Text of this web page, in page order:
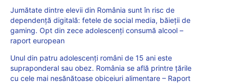
Jumătate dintre elevii din România sunt în risc de
dependență digitală: fetele de social media, băieții de
gaming. Opt din zece adolescenți consumă alcool –
raport european
Unul din patru adolescenți români de 15 ani este
supraponderal sau obez. România se află printre țările
cu cele mai nesănătoase obiceiuri alimentare – Raport